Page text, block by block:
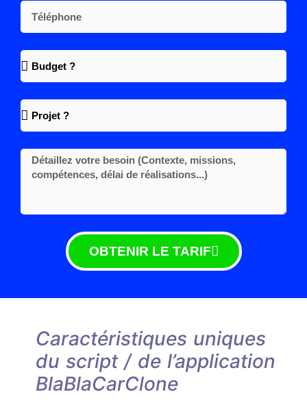
OBTENIR LE TARIF
Caractéristiques uniques
du script / de l’application
BlaBlaCarClone